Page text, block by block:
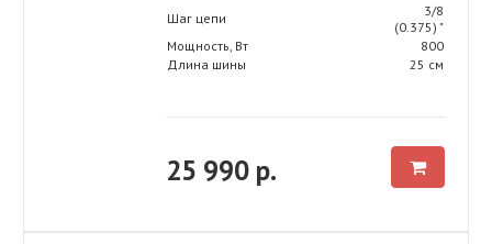
Шаг цепи
3/8
(0.375) "
Мощность, Вт
800
Длина шины
25 см
25 990 р.